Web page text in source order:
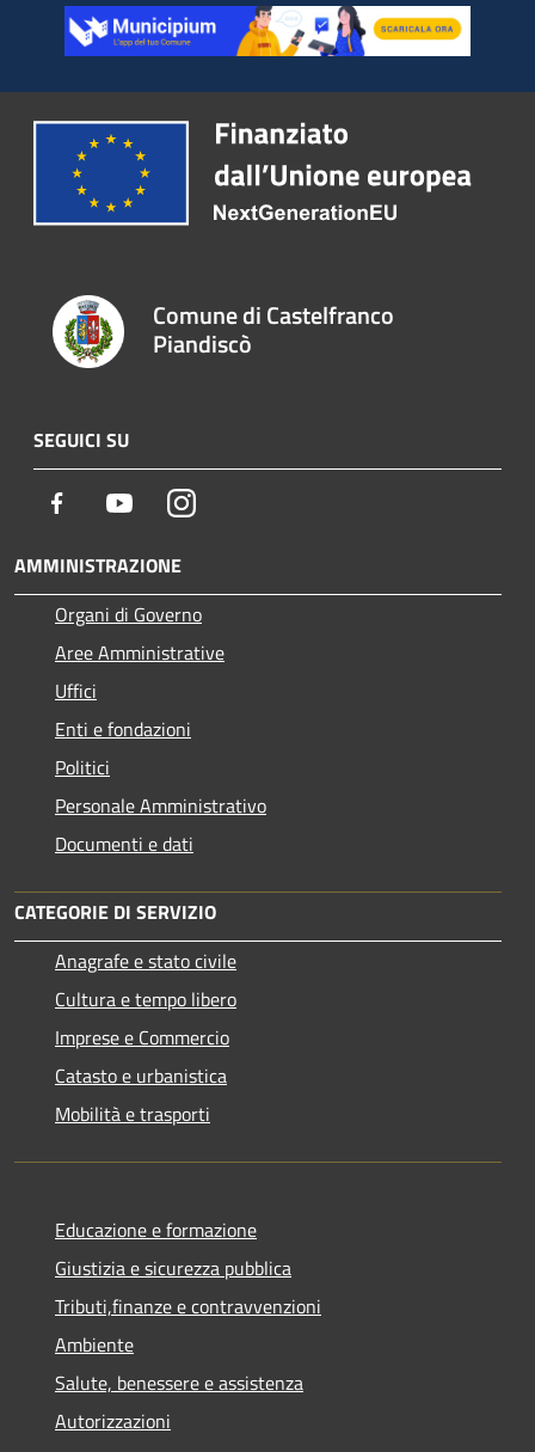
Comune di Castelfranco
Piandiscò
SEGUICI SU
Facebook YoutubeInstagram
AMMINISTRAZIONE
Organi di Governo
Aree Amministrative
Uffici
Enti e fondazioni
Politici
Personale Amministrativo
Documenti e dati
CATEGORIE DI SERVIZIO
Anagrafe e stato civile
Cultura e tempo libero
Imprese e Commercio
Catasto e urbanistica
Mobilità e trasporti
Educazione e formazione
Giustizia e sicurezza pubblica
Tributi,finanze e contravvenzioni
Ambiente
Salute, benessere e assistenza
Autorizzazioni